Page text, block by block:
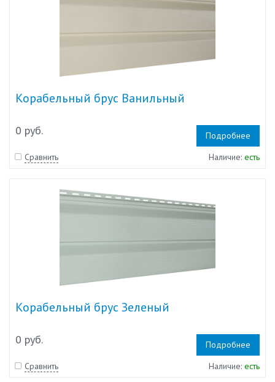
Корабельный брус Ванильный
0 руб.
Подробнее
Сравнить
Наличие: есть
Корабельный брус Зеленый
0 руб.
Подробнее
Сравнить
Наличие: есть